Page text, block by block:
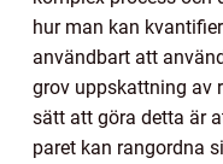
hur man kan
användbart att
grov uppskattning av
sätt att göra detta är
paret kan rangordna